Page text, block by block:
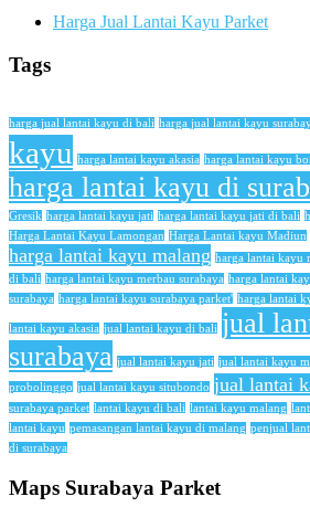
Harga Jual Lantai Kayu Parket
Tags
harga jual lantai kayu di bali harga jual lantai kayu
kayu harga lantai kayu akasia harga lantai kayu
harga lantai kayu di
Gresik harga lantai kayu jati harga lantai kayu jati di bali
Harga Lantai Kayu Lamongan Harga Lantai kayu Madiun
harga lantai kayu malang harga lantai kayu
di bali harga lantai kayu merbau surabaya harga lantai
surabaya harga lantai kayu surabaya parket' harga lantai
lantai kayu akasia jual lantai kayu di bali jual
surabaya jual lantai kayu jati jual lantai kayu
probolinggo jual lantai kayu situbondo jual lantai
surabaya parket lantai kayu di bali lantai kayu malang
lantai kayu pemasangan lantai kayu di malang penjual
di surabaya
Maps Surabaya Parket